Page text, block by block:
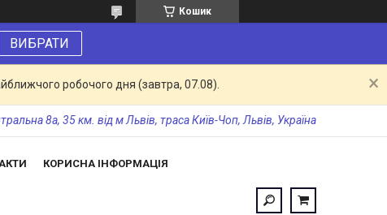
Кошик
ВИБРАТИ
робочого дня (завтра, 07.08).
8а, 35 км. від м Львів, траса Київ-Чоп, Львів, Україна
КОРИСНА ІНФОРМАЦІЯ